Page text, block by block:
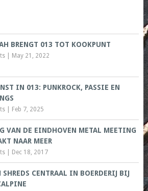
BRENGT 013 TOT KOOKPUNT
| May 21, 2022
IN 013: PUNKROCK, PASSIE EN
| Feb 7, 2025
VAN DE EINDHOVEN METAL MEETING
NAAR MEER
| Dec 18, 2017
SHREDS CENTRAAL IN BOERDERIJ BIJ